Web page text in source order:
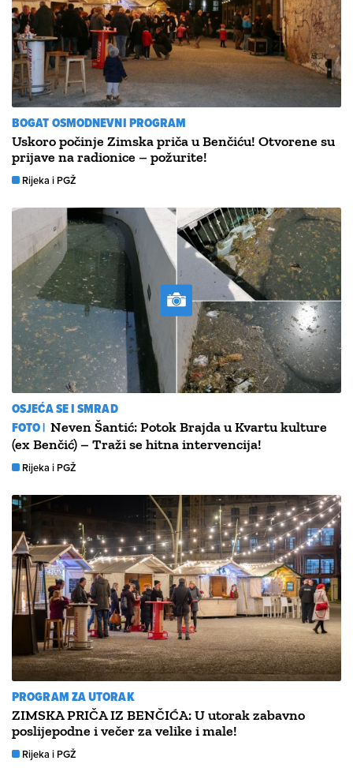
BOGAT OSMODNEVNI PROGRAM
Uskoro počinje Zimska priča u Benčiću! Otvorene su
prijave na radionice – požurite!
Rijeka i PGŽ
OSJEĆA SE I SMRAD
FOTO | Neven Šantić: Potok Brajda u Kvartu kulture
(ex Benčić) – Traži se hitna intervencija!
Rijeka i PGŽ
PROGRAM ZA UTORAK
ZIMSKA PRIČA IZ BENČIĆA: U utorak zabavno
poslijepodne i večer za velike i male!
Rijeka i PGŽ